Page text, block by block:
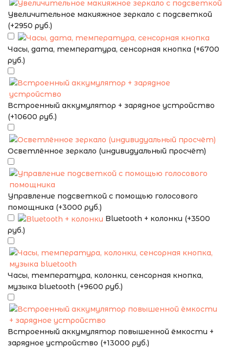
Увеличительное макияжное зеркало с подсветкой
(+2950 руб.)
Часы, дата, температура, сенсорная кнопка (+6700
руб.)
Встроенный аккумулятор + зарядное устройство
(+10600 руб.)
Осветлённое зеркало (индивидуальный просчёт)
Управление подсветкой с помощью голосового
помощника (+3000 руб.)
Bluetooth + колонки (+3500
руб.)
Часы, температура, колонки, сенсорная кнопка,
музыка bluetooth (+9600 руб.)
Встроенный аккумулятор повышенной ёмкости +
зарядное устройство (+13000 руб.)